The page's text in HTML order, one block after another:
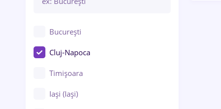
București
Cluj-Napoca
Timișoara
Iași (Iași)